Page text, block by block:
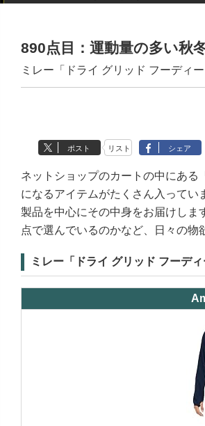
890点目：運動量の多い秋
ミレー「ドライ グリッド フーディー
ポスト リスト シェア
ネットショップのカートの中にあ
になるアイテムがたくさん入ってい
製品を中心にその中身をお届けしま
点で選んでいるのかなど、日々の物
ミレー「ドライ グリッド フーディ